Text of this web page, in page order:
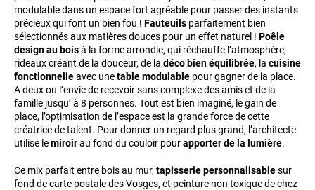
modulable dans un espace fort agréable pour passer des instants
précieux qui font un bien fou ! Fauteuils parfaitement bien
sélectionnés aux matières douces pour un effet naturel ! Poêle
design au boisà la forme arrondie, qui réchauffe l’atmosphère,
rideaux créant de la douceur, de la déco bien équilibrée, la cuisine
fonctionnelleavec unetable modulable pour gagner de la place.
A deux ou l’envie de recevoir sans complexe des amis et de la
famille jusqu’ à 8 personnes. Tout est bien imaginé, le gain de
place, l’optimisation de l’espace est la grande force de cette
créatrice de talent. Pour donner un regard plus grand, l’architecte
utilise lemiroirau fond du couloir pourapporter de la lumière.
Ce mix parfait entre bois au mur, tapisserie personnalisablesur
fond de carte postale des Vosges, et peinture non toxique de chez